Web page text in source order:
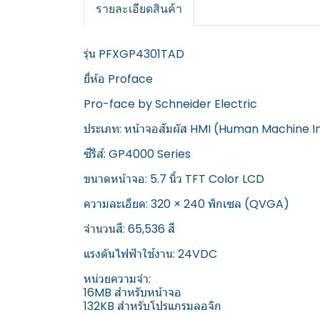
รายละเอียดสินค้า
รุ่น PFXGP4301TAD
ยี่ห้อ Proface
Pro-face by Schneider Electric
ประเภท: หน้าจอสัมผัส HMI (Human Machine
ซีรีส์: GP4000 Series
ขนาดหน้าจอ: 5.7 นิ้ว TFT Color LCD
ความละเอียด: 320 × 240 พิกเซล (QVGA)
จำนวนสี: 65,536 สี
แรงดันไฟฟ้าใช้งาน: 24VDC
หน่วยความจำ:
16MB สำหรับหน้าจอ
132KB สำหรับโปรแกรมลอจิก